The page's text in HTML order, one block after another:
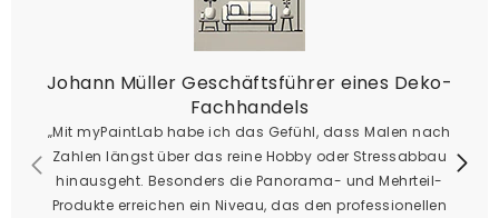
Johann Müller Geschäftsführer eines Deko-
Fachhandels
„Mit myPaintLab habe ich das Gefühl, dass Malen nach
Zahlen längst über das reine Hobby oder Stressabbau
hinausgeht. Besonders die Panorama- und Mehrteil-
Produkte erreichen ein Niveau, das den professionellen